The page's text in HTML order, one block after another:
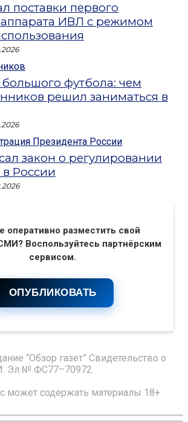
поставки первого
аппарата ИВЛ с режимом
футбола: чем
решил заниматься в
закон о регулировании
России
оперативно разместить свой
Воспользуйтесь партнёрским
сервисом.
ОПУБЛИКОВАТЬ
“Обзор газет” Свидетельство о
Эл № ФС77–70972.
может содержать материалы 18+